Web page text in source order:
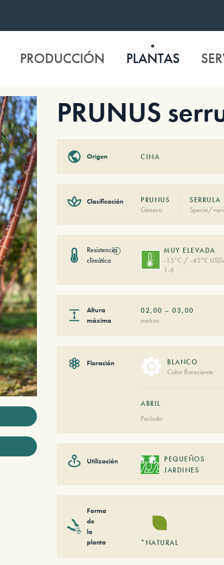
PRODUCCIÓN PLANTAS
PRUNUS
Origen CINA
Clasificación
PRUNUS
Género
SERRULA
Specie/
Resistencia
climática
ⓘ
MUY ELEVADA
-15°C / -45°C
1-6
Altura
máxima
02,00 –03,00
metros
Floración
BLANCO
Color floreciente
ABRIL
Período
Utilización
PEQUEÑOS
JARDINES
Forma
de
la
planta
*NATURAL